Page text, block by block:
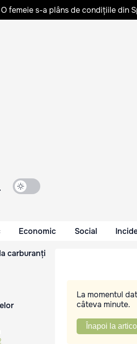
O femeie s-a plâns de condițiile din
Economic Social
carburanți
La momentul
câteva minute.
Înapoi la